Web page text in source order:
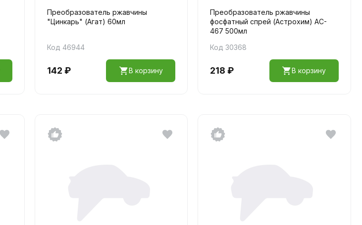
Преобразователь ржавчины
"Цинкарь" (Агат) 60мл
Код 46944
142 ₽ В корзину
Преобразователь ржавчины
фосфатный спрей (Астрохим) AC-
467 500мл
Код 30368
218 ₽ В корзину